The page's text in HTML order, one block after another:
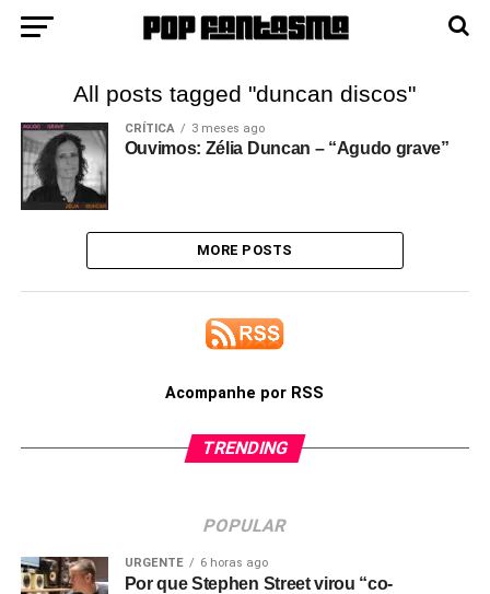
All posts tagged "duncan discos"
CRÍTICA 3 meses ago
Ouvimos: Zélia Duncan – “Agudo grave”
MORE POSTS
Acompanhe por RSS
TRENDING
POPULAR
URGENTE 6 horas ago
Por que Stephen Street virou “co-